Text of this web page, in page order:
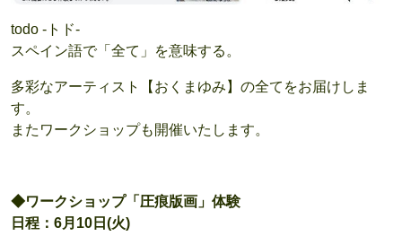
todo -トド-
スペイン語で「全て」を意味する。
多彩なアーティスト【おくまゆみ】の全てをお届けしま
す。
またワークショップも開催いたします。
◆ワークショップ「圧痕版画」体験
日程：6月10日(火)